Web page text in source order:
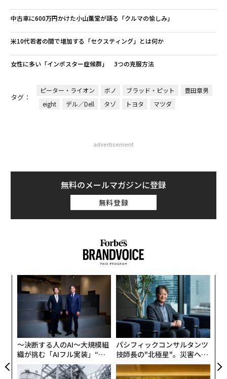
中古車に600万円かけた小山薫堂が語る「クルマの愉しみ」
米10代若者の間で増加する「セクスティング」とは何か
女性に多い「インポスター症候群」 3つの克服方法
タグ：
ピーター・ライオン ボノ ブラッド・ピット
豊田章男
eight
デル／Dell タゾ トヨタ マツダ
advertisement
無料のメールマガジンに登録
無料登録
〜決断する人のAI〜大規模組
織が挑む「AIフル実装」“使
う”企業から“動く”企業へ【N
TTドコモビジネス×PwC】
パシフィックコンサルタンツ
技師長の"北極星"。災害への
無力感を乗り越え見つけた、
防災一筋20年の答え